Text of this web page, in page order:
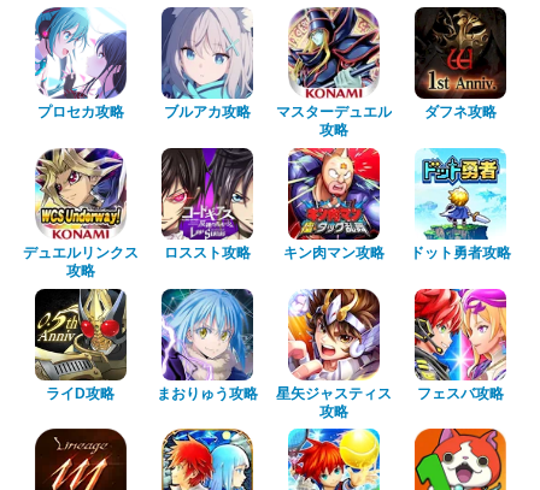
プロセカ攻略 ブルアカ攻略
マスターデュエル
攻略
ダフネ攻略
デュエルリンクス
攻略
ロススト攻略 キン肉マン攻略 ドット勇者攻略
ライD攻略 まおりゅう攻略
星矢ジャスティス
攻略
フェスバ攻略